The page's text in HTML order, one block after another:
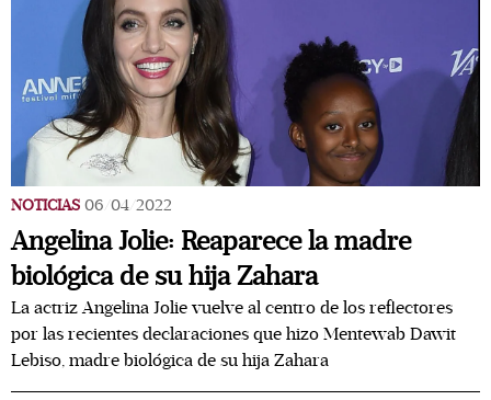
NOTICIAS 06/04/2022
Angelina Jolie: Reaparece la madre
biológica de su hija Zahara
La actriz Angelina Jolie vuelve al centro de los reflectores
por las recientes declaraciones que hizo Mentewab Dawit
Lebiso, madre biológica de su hija Zahara